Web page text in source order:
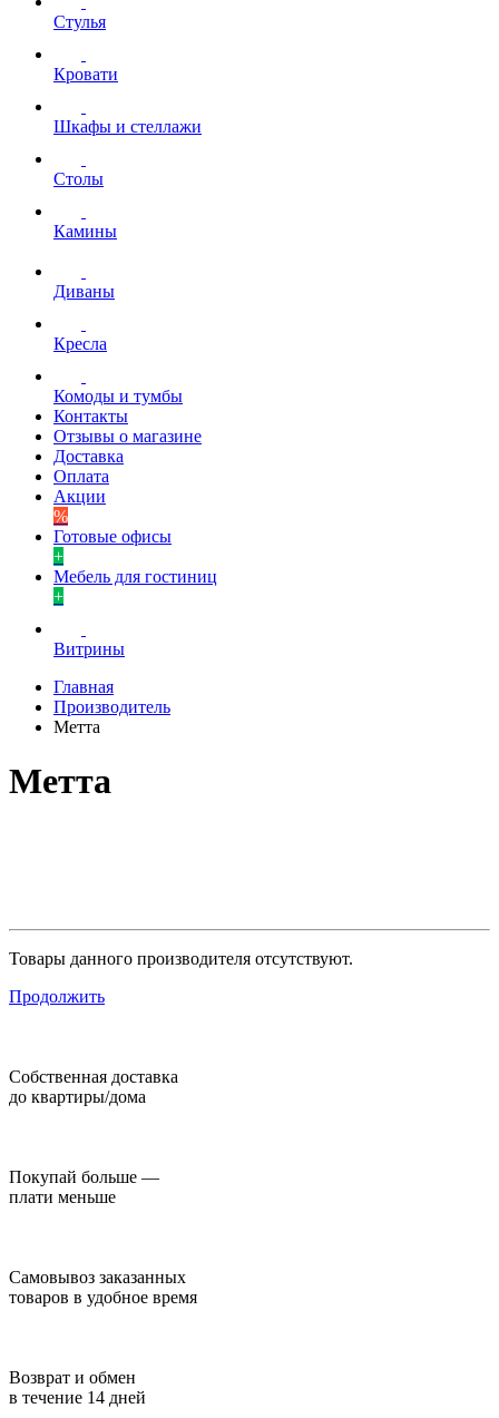
Стулья
Кровати
Шкафы и стеллажи
Столы
Камины
Диваны
Кресла
Комоды и тумбы
Контакты
Отзывы о магазине
Доставка
Оплата
Акции
%
Готовые офисы
+
Мебель для гостиниц
+
Витрины
Главная
Производитель
Метта
Метта
Товары данного производителя отсутствуют.
Продолжить
Собственная доставка
до квартиры/дома
Покупай больше —
плати меньше
Самовывоз заказанных
товаров в удобное время
Возврат и обмен
в течение 14 дней